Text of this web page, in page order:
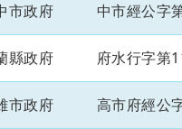
市政府 中市經公字
縣政府 府水行字第
市政府 高市府經公